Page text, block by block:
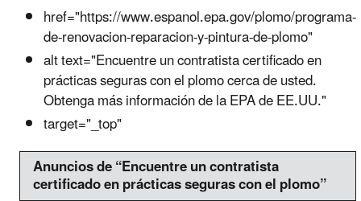
href="https://www.espanol.epa.gov/plomo/programa-
de-renovacion-reparacion-y-pintura-de-plomo"
alt text="Encuentre un contratista certificado en
prácticas seguras con el plomo cerca de usted.
Obtenga más información de la EPA de EE.UU."
target="_top"
Anuncios de “Encuentre un contratista
certificado en prácticas seguras con el plomo”